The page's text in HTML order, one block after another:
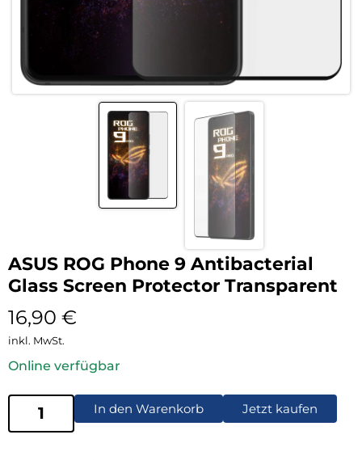
ASUS ROG Phone 9 Antibacterial
Glass Screen Protector Transparent
16,90 €
inkl. MwSt.
Online verfügbar
In den Warenkorb Jetzt kaufen